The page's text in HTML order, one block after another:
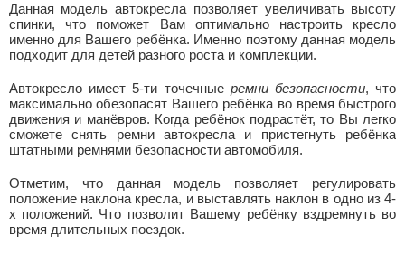
Данная модель автокресла позволяет увеличивать высоту
спинки, что поможет Вам оптимально настроить кресло
именно для Вашего ребёнка. Именно поэтому данная модель
подходит для детей разного роста и комплекции.
Автокресло имеет 5-ти точечные ремни безопасности, что
максимально обезопасят Вашего ребёнка во время быстрого
движения и манёвров. Когда ребёнок подрастёт, то Вы легко
сможете снять ремни автокресла и пристегнуть ребёнка
штатными ремнями безопасности автомобиля.
Отметим, что данная модель позволяет регулировать
положение наклона кресла, и выставлять наклон в одно из 4-
х положений. Что позволит Вашему ребёнку вздремнуть во
время длительных поездок.